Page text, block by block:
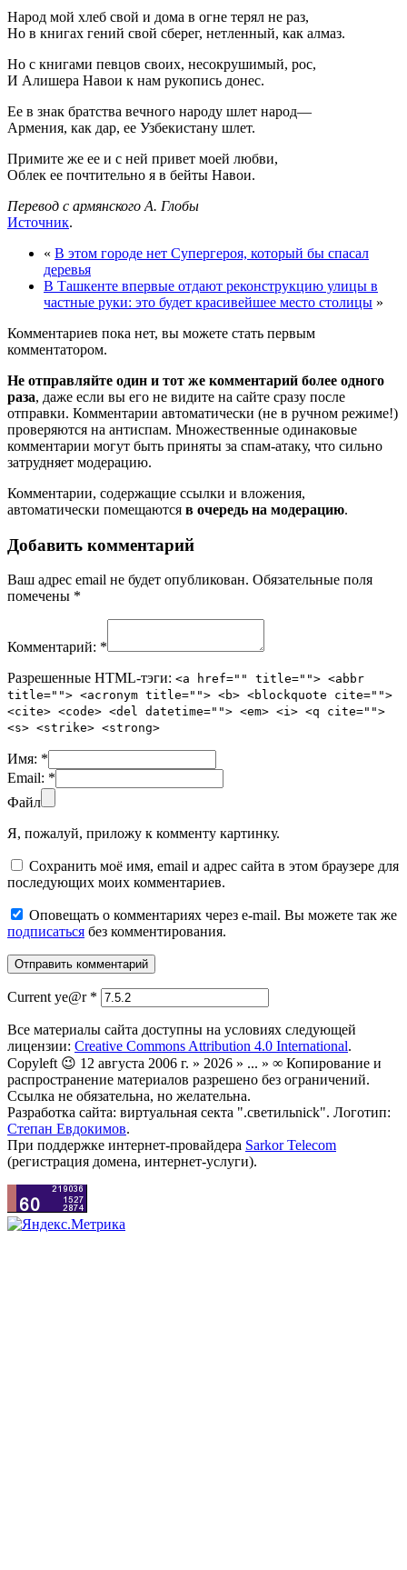
Народ мой хлеб свой и дома в огне терял не раз,
Но в книгах гений свой сберег, нетленный, как алмаз.
Но с книгами певцов своих, несокрушимый, рос,
И Алишера Навои к нам рукопись донес.
Ее в знак братства вечного народу шлет народ—
Армения, как дар, ее Узбекистану шлет.
Примите же ее и с ней привет моей любви,
Облек ее почтительно я в бейты Навои.
Перевод с армянского А. Глобы
Источник.
« В этом городе нет Супергероя, который бы спасал
деревья
В Ташкенте впервые отдают реконструкцию улицы в
частные руки: это будет красивейшее место столицы »
Комментариев пока нет, вы можете стать первым
комментатором.
Не отправляйте один и тот же комментарий более одного
раза, даже если вы его не видите на сайте сразу после
отправки. Комментарии автоматически (не в ручном режиме!)
проверяются на антиспам. Множественные одинаковые
комментарии могут быть приняты за спам-атаку, что сильно
затрудняет модерацию.
Комментарии, содержащие ссылки и вложения,
автоматически помещаются в очередь на модерацию.
Добавить комментарий
Ваш адрес email не будет опубликован. Обязательные поля
помечены *
Комментарий: *
Разрешенные HTML-тэги: <a href="" title=""> <abbr
title=""> <acronym title=""> <b> <blockquote cite="">
<cite> <code> <del datetime=""> <em> <i> <q cite="">
<s> <strike> <strong>
Имя: *
Email: *
Файл
Я, пожалуй, приложу к комменту картинку.
Сохранить моё имя, email и адрес сайта в этом браузере для
последующих моих комментариев.
Оповещать о комментариях через e-mail. Вы можете так же
подписаться без комментирования.
Current ye@r *
Все материалы сайта доступны на условиях следующей
лицензии: Creative Commons Attribution 4.0 International.
Copyleft 😉 12 августа 2006 г. » 2026 » ... » ∞ Копирование и
распространение материалов разрешено без ограничений.
Ссылка не обязательна, но желательна.
Разработка сайта: виртуальная секта ".светильnick". Логотип:
Степан Евдокимов.
При поддержке интернет-провайдера Sarkor Telecom
(регистрация домена, интернет-услуги).